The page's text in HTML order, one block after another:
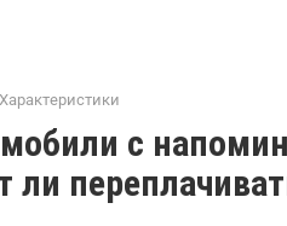
Характеристики
с
ли